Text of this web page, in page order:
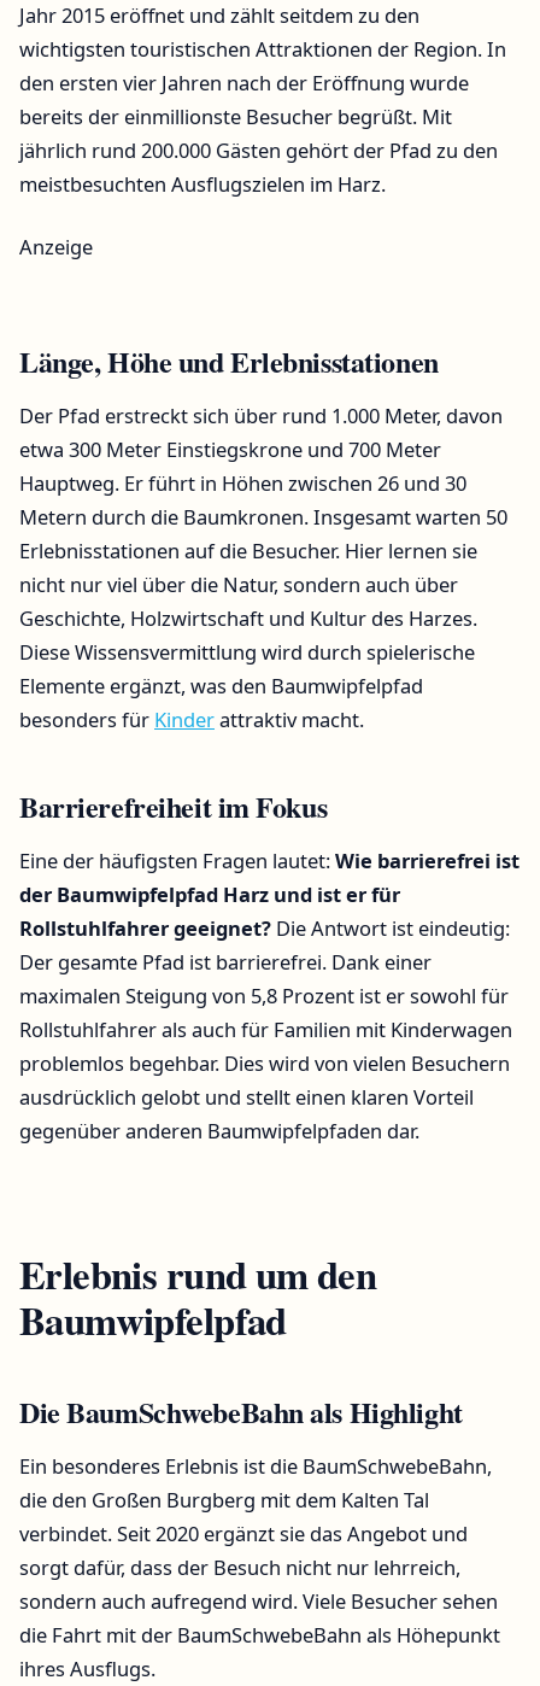
Jahr 2015 eröffnet und zählt seitdem zu den
wichtigsten touristischen Attraktionen der Region. In
den ersten vier Jahren nach der Eröffnung wurde
bereits der einmillionste Besucher begrüßt. Mit
jährlich rund 200.000 Gästen gehört der Pfad zu den
meistbesuchten Ausflugszielen im Harz.
Anzeige
Länge, Höhe und Erlebnisstationen
Der Pfad erstreckt sich über rund 1.000 Meter, davon
etwa 300 Meter Einstiegskrone und 700 Meter
Hauptweg. Er führt in Höhen zwischen 26 und 30
Metern durch die Baumkronen. Insgesamt warten 50
Erlebnisstationen auf die Besucher. Hier lernen sie
nicht nur viel über die Natur, sondern auch über
Geschichte, Holzwirtschaft und Kultur des Harzes.
Diese Wissensvermittlung wird durch spielerische
Elemente ergänzt, was den Baumwipfelpfad
besonders für Kinderattraktiv macht.
Barrierefreiheit im Fokus
Eine der häufigsten Fragen lautet:Wie barrierefrei ist
der Baumwipfelpfad Harz und ist er für
Rollstuhlfahrer geeignet? Die Antwort ist eindeutig:
Der gesamte Pfad ist barrierefrei. Dank einer
maximalen Steigung von 5,8 Prozent ist er sowohl für
Rollstuhlfahrer als auch für Familien mit Kinderwagen
problemlos begehbar. Dies wird von vielen Besuchern
ausdrücklich gelobt und stellt einen klaren Vorteil
gegenüber anderen Baumwipfelpfaden dar.
Erlebnis rund um den
Baumwipfelpfad
Die BaumSchwebeBahn als Highlight
Ein besonderes Erlebnis ist die BaumSchwebeBahn,
die den Großen Burgberg mit dem Kalten Tal
verbindet. Seit 2020 ergänzt sie das Angebot und
sorgt dafür, dass der Besuch nicht nur lehrreich,
sondern auch aufregend wird. Viele Besucher sehen
die Fahrt mit der BaumSchwebeBahn als Höhepunkt
ihres Ausflugs.